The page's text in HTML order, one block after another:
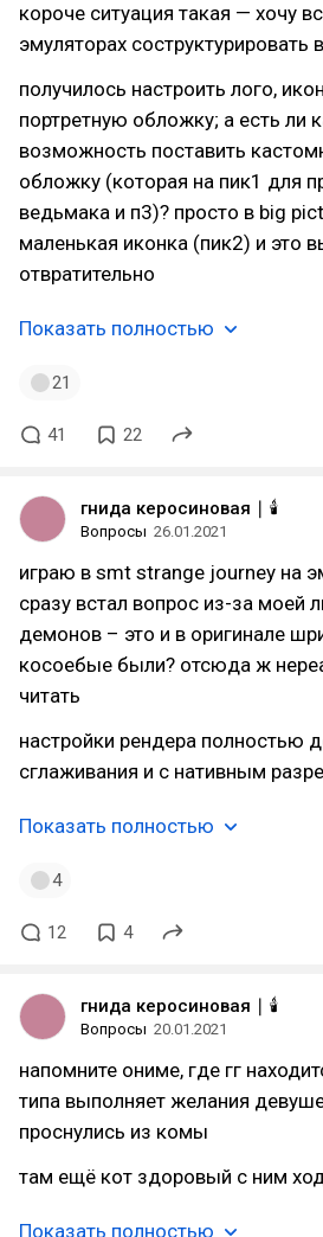
короче ситуация такая — хочу
эмуляторах соструктурировать
получилось настроить лого,
портретную обложку; а есть ли
возможность поставить
обложку (которая на пик1 для
ведьмака и п3)? просто в big
маленькая иконка (пик2) и это
отвратительно
Показать полностью
21
41 22
гнида керосиновая ∣ 🕯️
Вопросы 26.01.2021
играю в smt strange journey на
сразу встал вопрос из-за моей
демонов – это и в оригинале
косоебые были? отсюда ж
читать
настройки рендера полностью
сглаживания и с нативным
Показать полностью
4
12 4
гнида керосиновая ∣ 🕯️
Вопросы 20.01.2021
напомните ониме, где гг
типа выполняет желания
проснулись из комы
там ещё кот здоровый с ним
Показать полностью